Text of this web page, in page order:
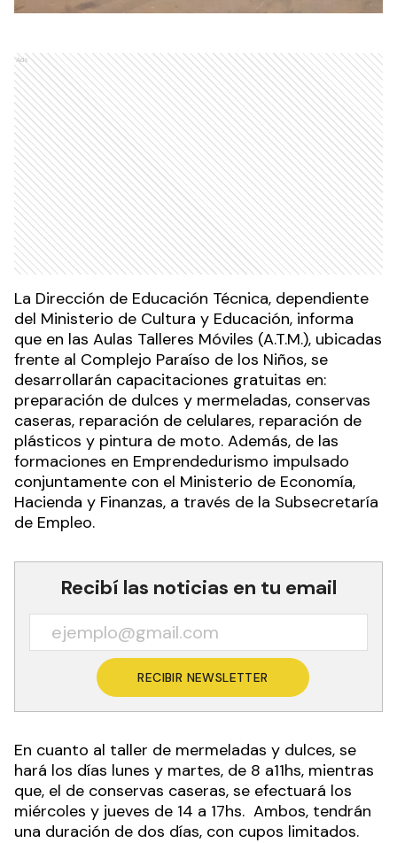
Ads
La Dirección de Educación Técnica, dependiente
del Ministerio de Cultura y Educación, informa
que en las Aulas Talleres Móviles (A.T.M.), ubicadas
frente al Complejo Paraíso de los Niños, se
desarrollarán capacitaciones gratuitas en:
preparación de dulces y mermeladas, conservas
caseras, reparación de celulares, reparación de
plásticos y pintura de moto. Además, de las
formaciones en Emprendedurismo impulsado
conjuntamente con el Ministerio de Economía,
Hacienda y Finanzas, a través de la Subsecretaría
de Empleo.
Recibí las noticias en tu email
RECIBIR NEWSLETTER
En cuanto al taller de mermeladas y dulces, se
hará los días lunes y martes, de 8 a11hs, mientras
que, el de conservas caseras, se efectuará los
miércoles y jueves de 14 a 17hs. Ambos, tendrán
una duración de dos días, con cupos limitados.